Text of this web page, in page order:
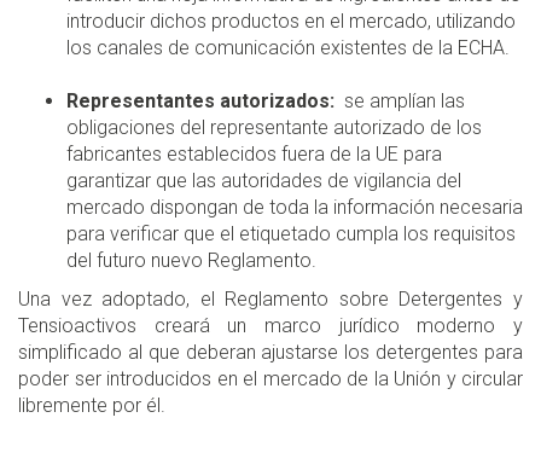
introducir dichos productos en el mercado, utilizando
los canales de comunicación existentes de la ECHA.
Representantes autorizados: se amplían las
obligaciones del representante autorizado de los
fabricantes establecidos fuera de la UE para
garantizar que las autoridades de vigilancia del
mercado dispongan de toda la información necesaria
para verificar que el etiquetado cumpla los requisitos
del futuro nuevo Reglamento.
Una vez adoptado, el Reglamento sobre Detergentes y
Tensioactivos creará un marco jurídico moderno y
simplificado al que deberan ajustarse los detergentes para
poder ser introducidos en el mercado de la Unión y circular
libremente por él.